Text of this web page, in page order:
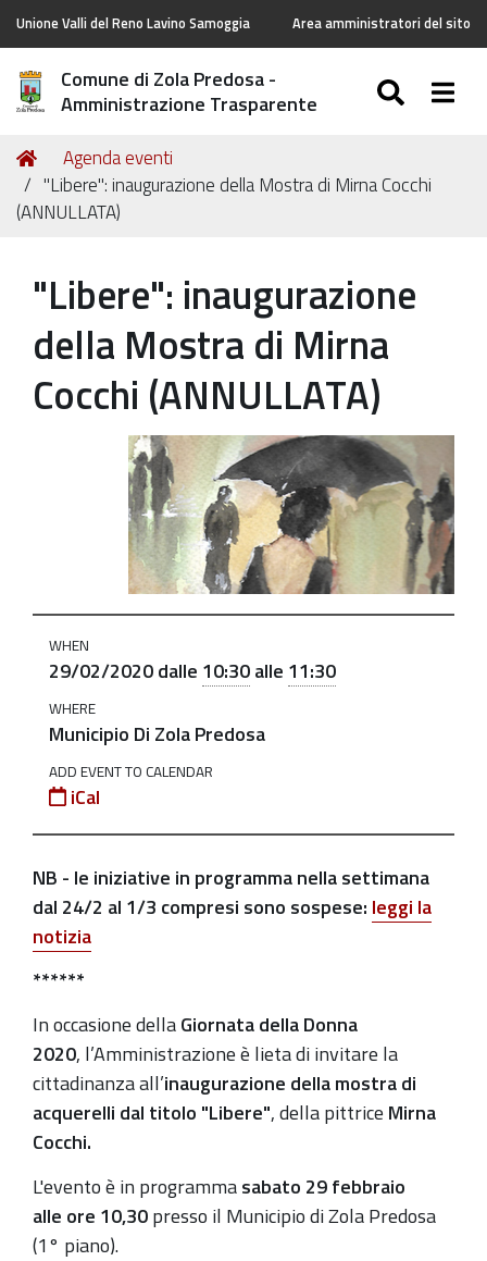
Unione Valli del Reno Lavino Samoggia Area amministratori del sito
Comune di Zola Predosa -
Amministrazione Trasparente
Tu
sei
qui:
Home
Agenda eventi
"Libere": inaugurazione della Mostra di Mirna Cocchi
(ANNULLATA)
"Libere": inaugurazione
della Mostra di Mirna
Cocchi (ANNULLATA)
https://old.comune.zolapredosa.bo.it/events/libere-
inaugurazione-
cocchi
"Libere":
della
Mostra
Mirna
Cocchi
(ANNULLATA)
2020-
02-
02-
29T11:30:00+01:00
WHEN
29/02/2020dalle 10:30alle 11:30
WHERE
Municipio Di Zola Predosa
ADD EVENT TO CALENDAR
iCal
NB - le iniziative in programma nella settimana
dal 24/2 al 1/3 compresi sono sospese: leggi la
notizia
******
In occasione dellaGiornata della Donna
2020, l’Amministrazione è lieta di invitare la
cittadinanza all’inaugurazione della mostra di
acquerelli dal titolo "Libere", della pittrice Mirna
Cocchi.
L'evento è in programmasabato 29 febbraio
alle ore 10,30presso il Municipio di Zola Predosa
(1° piano).